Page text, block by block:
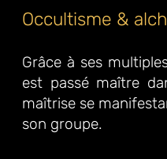
Occultisme &
Grâce à ses
est passé maître
maîtrise se
son groupe.